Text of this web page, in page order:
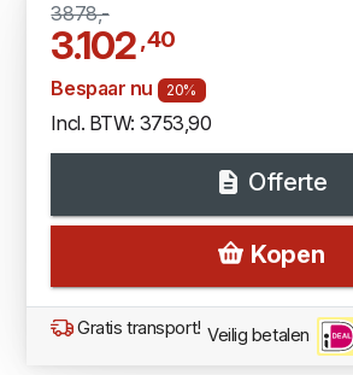
3878,-
3.102,40
Bespaar nu 20%
Incl. BTW: 3753,90
Offerte
Kopen
Gratis transport! Veilig betalen